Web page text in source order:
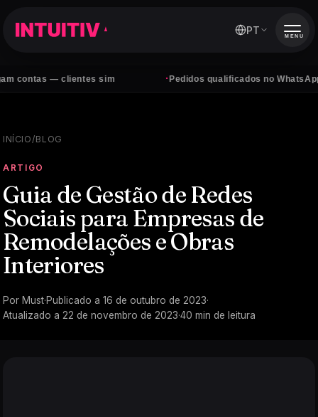
— clientes sim Pedidos qualificados no WhatsApp, todos
PT MENU
INÍCIO/BLOG
ARTIGO
Guia de Gestão de Redes
Sociais para Empresas de
Remodelações e Obras
Interiores
Por Must·Publicado a 16 de outubro de 2023·
Atualizado a 22 de novembro de 2023·40 min de leitura